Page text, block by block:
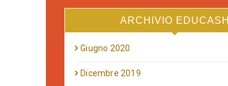
ARCHIVIO EDUCASH
Giugno 2020
Dicembre 2019